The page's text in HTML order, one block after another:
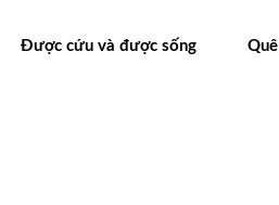
Được cứu và được sống